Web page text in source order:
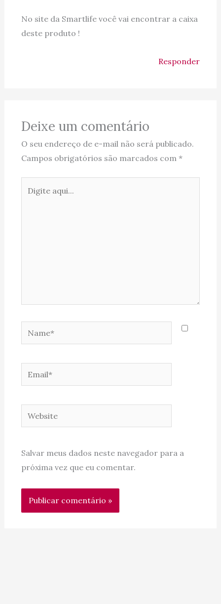
No site da Smartlife você vai encontrar a caixa
deste produto !
Responder
Deixe um comentário
O seu endereço de e-mail não será publicado.
Campos obrigatórios são marcados com *
aqui...
Website
Salvar meus dados neste navegador para a
próxima vez que eu comentar.